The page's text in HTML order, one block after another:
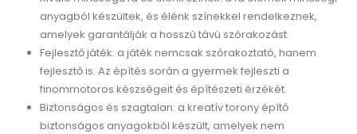
anyagból készültek, és élénk színekkel rendelkeznek,
amelyek garantálják a hosszú távú szórakozást.
Fejlesztő játék: a játék nemcsak szórakoztató, hanem
fejlesztő is. Az építés során a gyermek fejleszti a
finommotoros készségeit és építészeti érzékét.
Biztonságos és szagtalan: a kreatív torony építő
biztonságos anyagokból készült, amelyek nem